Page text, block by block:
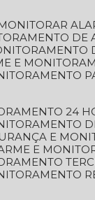
MONITORAR
DE
E
24
E
E